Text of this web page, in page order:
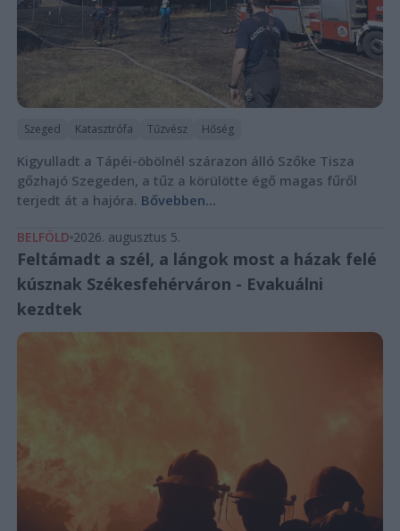
Szeged Katasztrófa Tűzvész Hőség
Kigyulladt a Tápéi-öbölnél szárazon álló Szőke Tisza
gőzhajó Szegeden, a tűz a körülötte égő magas fűről
terjedt át a hajóra. Bővebben...
BELFÖLD 2026. augusztus 5.
Feltámadt a szél, a lángok most a házak felé
kúsznak Székesfehérváron - Evakuálni
kezdtek